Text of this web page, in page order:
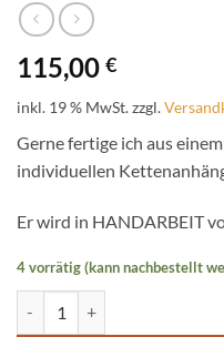
115,00 €
inkl. 19 % MwSt.zzgl.
Gerne fertige ich aus
individuellen
Er wird in HANDARBEIT
4 vorrätig (kann nachbestellt